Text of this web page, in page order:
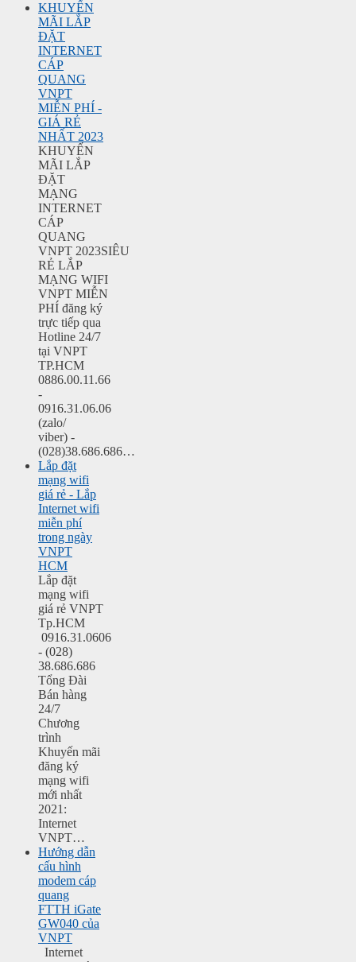
KHUYẾN
MÃI LẮP
ĐẶT
INTERNET
CÁP
QUANG
VNPT
MIỄN PHÍ -
GIÁ RẺ
NHẤT 2023
KHUYẾN
MÃI LẮP
ĐẶT
MẠNG
INTERNET
CÁP
QUANG
VNPT 2023SIÊU
RẺ LẮP
MẠNG WIFI
VNPT MIỄN
PHÍ đăng ký
trực tiếp qua
Hotline 24/7
tại VNPT
TP.HCM
0886.00.11.66
-
0916.31.06.06
(zalo/
viber) -
(028)38.686.686…
Lắp đặt
mạng wifi
giá rẻ - Lắp
Internet wifi
miễn phí
trong ngày
VNPT
HCM
Lắp đặt
mạng wifi
giá rẻ VNPT
Tp.HCM
0916.31.0606
- (028)
38.686.686
Tổng Đài
Bán hàng
24/7
Chương
trình
Khuyến mãi
đăng ký
mạng wifi
mới nhất
2021:
Internet
VNPT…
Hướng dẫn
cấu hình
modem cáp
quang
FTTH iGate
GW040 của
VNPT
Internet